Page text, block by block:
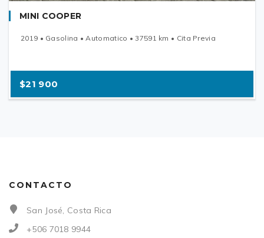
MINI COOPER
2019 • Gasolina • Automatico • 37591 km • Cita Previa
$21 900
CONTACTO
San José, Costa Rica
+506 7018 9944